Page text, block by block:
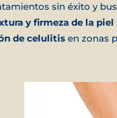
sin éxito y
y firmeza de la piel
de celulitis en zonas